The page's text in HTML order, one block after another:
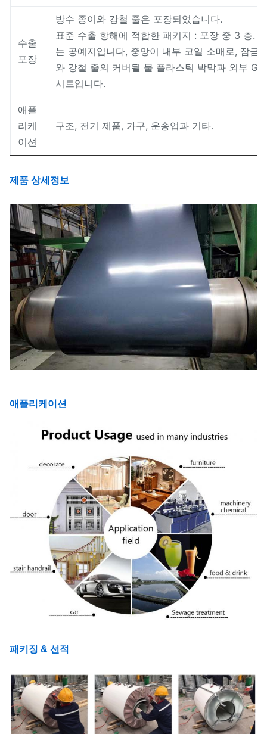
수출
포장
방수 종이와 강철 줄은 포장되었습니다.
표준 수출 항해에 적합한 패키지 : 포장 중 3 층.
는 공예지입니다, 중앙이 내부 코일 소매로, 잠금
와 강철 줄의 커버될 물 플라스틱 박막과 외부 GI
시트입니다.
애플
리케
이션
구조, 전기 제품, 가구, 운송업과 기타.
제품 상세정보
애플리케이션
패키징 & 선적